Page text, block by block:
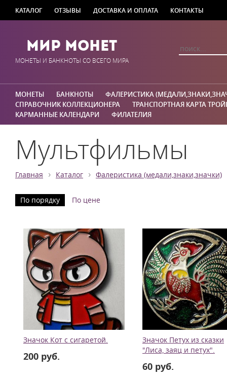
КАТАЛОГ ОТЗЫВЫ ДОСТАВКА И ОПЛАТА КОНТАКТЫ
Мир Монет
МОНЕТЫ И БАНКНОТЫ СО ВСЕГО МИРА
МОНЕТЫ БАНКНОТЫ
ФАЛЕРИСТИКА
СПРАВОЧНИК КОЛЛЕКЦИОНЕРА
ТРАНСПОРТНАЯ КАРТА
КАРМАННЫЕ КАЛЕНДАРИ
ФИЛАТЕЛИЯ
Мультфильмы
Главная › Каталог › Фалеристика (медали,знаки,значки)
По порядку По цене
Значок Кот с сигаретой.
200 руб.
Значок Петух из сказки
"Лиса, заяц и петух".
60 руб.